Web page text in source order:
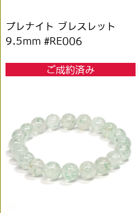
プレナイト ブレスレット
9.5mm #RE006
ご成約済み